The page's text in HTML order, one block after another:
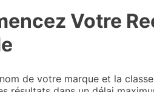
Votre
de votre marque et la